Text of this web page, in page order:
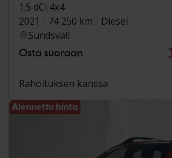
1.5 dCi 4x4
2021
74 250 km
Diesel
Sundsvall
Osta suoraan
Rahoituksen kanssa
Alennettu hinta